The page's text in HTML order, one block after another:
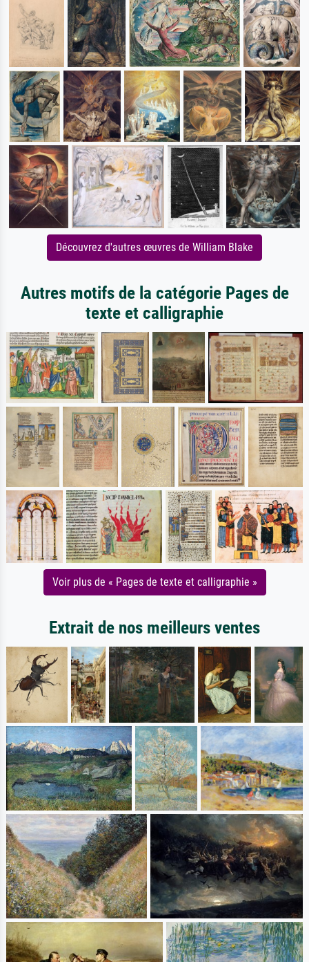
Découvrez d'autres œuvres de William Blake
Autres motifs de la catégorie Pages de
texte et calligraphie
Voir plus de « Pages de texte et calligraphie »
Extrait de nos meilleurs ventes